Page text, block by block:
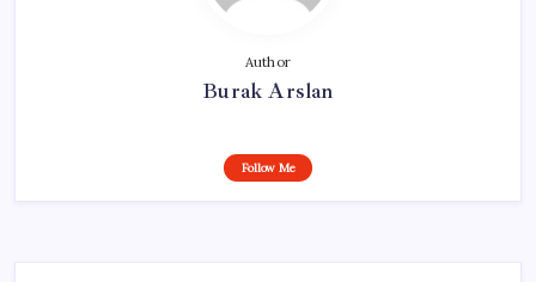
Author
Burak Arslan
Follow Me